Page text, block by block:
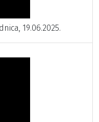
19.06.2025.